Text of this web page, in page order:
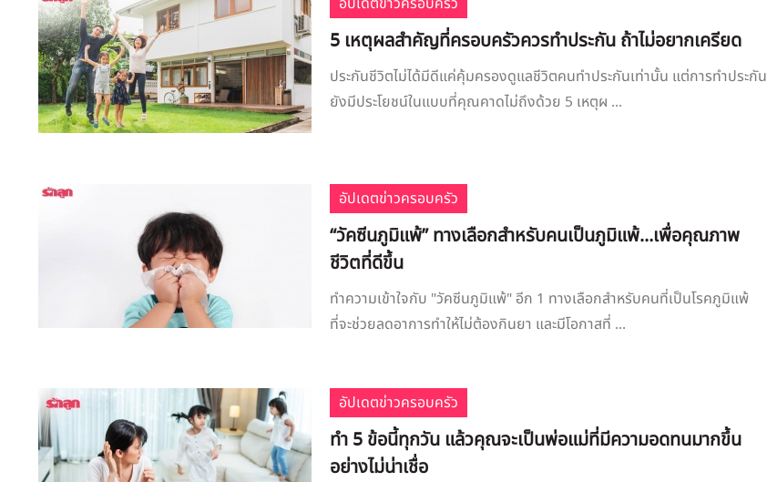
5 เหตุผลสำคัญที่ครอบครัวควรทำประกัน ถ้าไม่อยากเครียด
ประกันชีวิตไม่ได้มีดีแค่คุ้มครองดูแลชีวิตคนทำประกันเท่านั้น แต่การทำประกัน
ยังมีประโยชน์ในแบบที่คุณคาดไม่ถึงด้วย 5 เหตุผ ...
อัปเดตข่าวครอบครัว
“วัคซีนภูมิแพ้” ทางเลือกสำหรับคนเป็นภูมิแพ้…เพื่อคุณภาพ
ชีวิตที่ดีขึ้น
ทำความเข้าใจกับ "วัคซีนภูมิแพ้" อีก 1 ทางเลือกสำหรับคนที่เป็นโรคภูมิแพ้
ที่จะช่วยลดอาการทำให้ไม่ต้องกินยา และมีโอกาสที่ ...
อัปเดตข่าวครอบครัว
ทำ 5 ข้อนี้ทุกวัน แล้วคุณจะเป็นพ่อแม่ที่มีความอดทนมากขึ้น
อย่างไม่น่าเชื่อ